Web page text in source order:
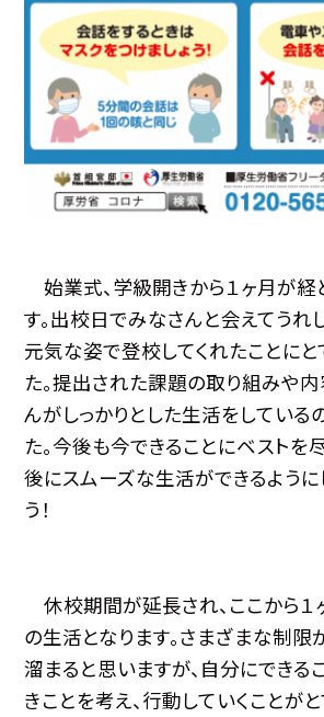
始業式、学級開きから１ヶ月が経
す。出校日でみなさんと会えてうれ
元気な姿で登校してくれたことに
た。提出された課題の取り組みや内
んがしっかりとした生活をしている
た。今後も今できることにベストを
後にスムーズな生活ができるように
う！
休校期間が延長され、ここから１
の生活となります。さまざまな制限
溜まると思いますが、自分にできる
きことを考え、行動していくことが